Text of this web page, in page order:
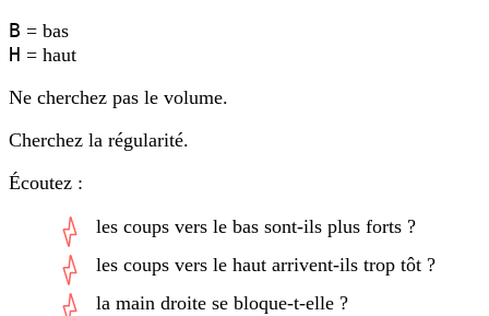
B = bas
H = haut
Ne cherchez pas le volume.
Cherchez la régularité.
Écoutez :
les coups vers le bas sont-ils plus forts ?
les coups vers le haut arrivent-ils trop tôt ?
la main droite se bloque-t-elle ?